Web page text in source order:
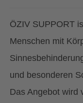
ÖZIV SUPPORT
Menschen mit
und besonderen
Das Angebot wird